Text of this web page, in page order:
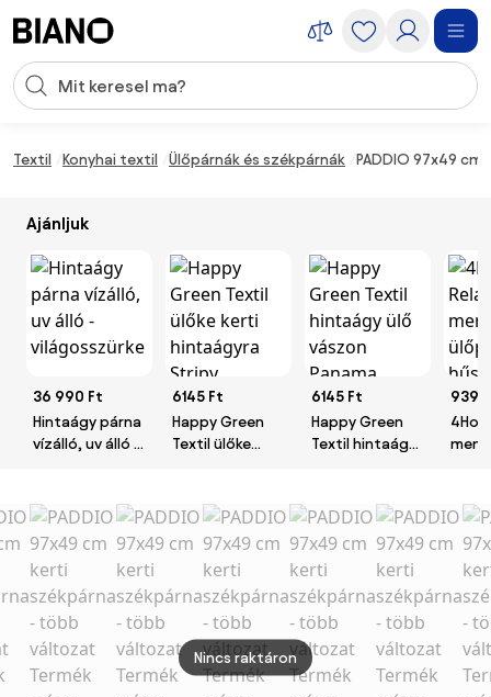
Keresési bevitel
Textil Konyhai textil Ülőpárnák és székpárnák PADDIO 97x49
Ajánljuk
36 990 Ft
Hintaágy párna
vízálló, uv álló -
6145 Ft
Happy Green
Textil ülőke
6145 Ft
Happy Green
Textil hintaágy
szürke
9395
6 cm
Nincs raktáron